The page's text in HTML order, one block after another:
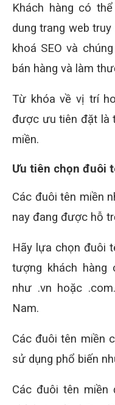
Khách hàng có
dung trang web
khoá SEO và
bán hàng và làm
Từ khóa về vị trí
được ưu tiên đặt là
miền.
Ưu tiên chọn đuôi
Các đuôi tên miền
nay đang được hỗ
Hãy lựa chọn đuôi
tượng khách hàng
như .vn hoặc
Nam.
Các đuôi tên miền
sử dụng phổ biến
Các đuôi tên miền